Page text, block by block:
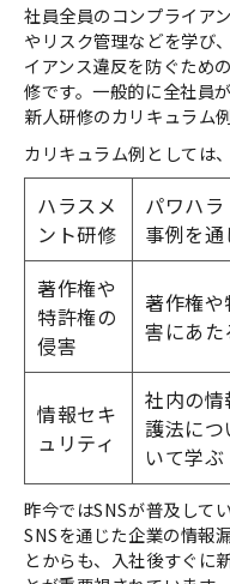
社員全員のコンプライア
やリスク管理などを学び
イアンス違反を防ぐため
修です。一般的に全社員
新人研修のカリキュラム
カリキュラム例としては
ハラスメ
ント研修
パワハ
事例を
著作権や
特許権の
侵害
著作権
害にあ
情報セキ
ュリティ
社内の
護法に
いて学ぶ
昨今ではSNSが普及して
SNSを通じた企業の情報
とからも、入社後すぐに